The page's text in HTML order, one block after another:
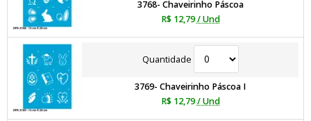
3768- Chaveirinho Páscoa
R$ 12,79 / Und
Quantidade
3769- Chaveirinho Páscoa I
R$ 12,79 / Und